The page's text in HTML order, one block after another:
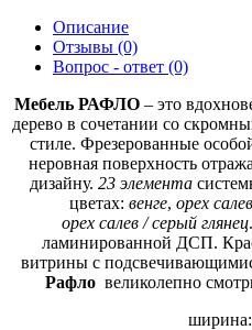
Описание
Отзывы (0)
Вопрос - ответ (0)
Мебель РАФЛО – это
дерево в сочетании со
стиле. Фрезерованные
неровная поверхность
дизайну. 23 элемента
цветах: венге, орех салев
орех салев / серый глянец
ламинированной ДСП.
витрины с
Рафло великолепно